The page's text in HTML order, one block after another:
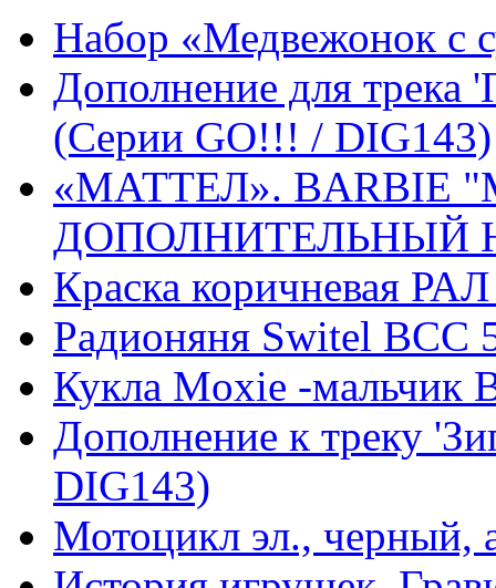
Набор «Медвежонок с
Дополнение для трека
(Серии GO!!! / DIG143)
«МАТТЕЛ».
ДОПОЛНИТЕЛЬНЫЙ
Краска коричневая
Радионяня Switel BCС
Кукла Moxie -мальчик
Дополнение к треку
DIG143)
Мотоцикл эл., черный,